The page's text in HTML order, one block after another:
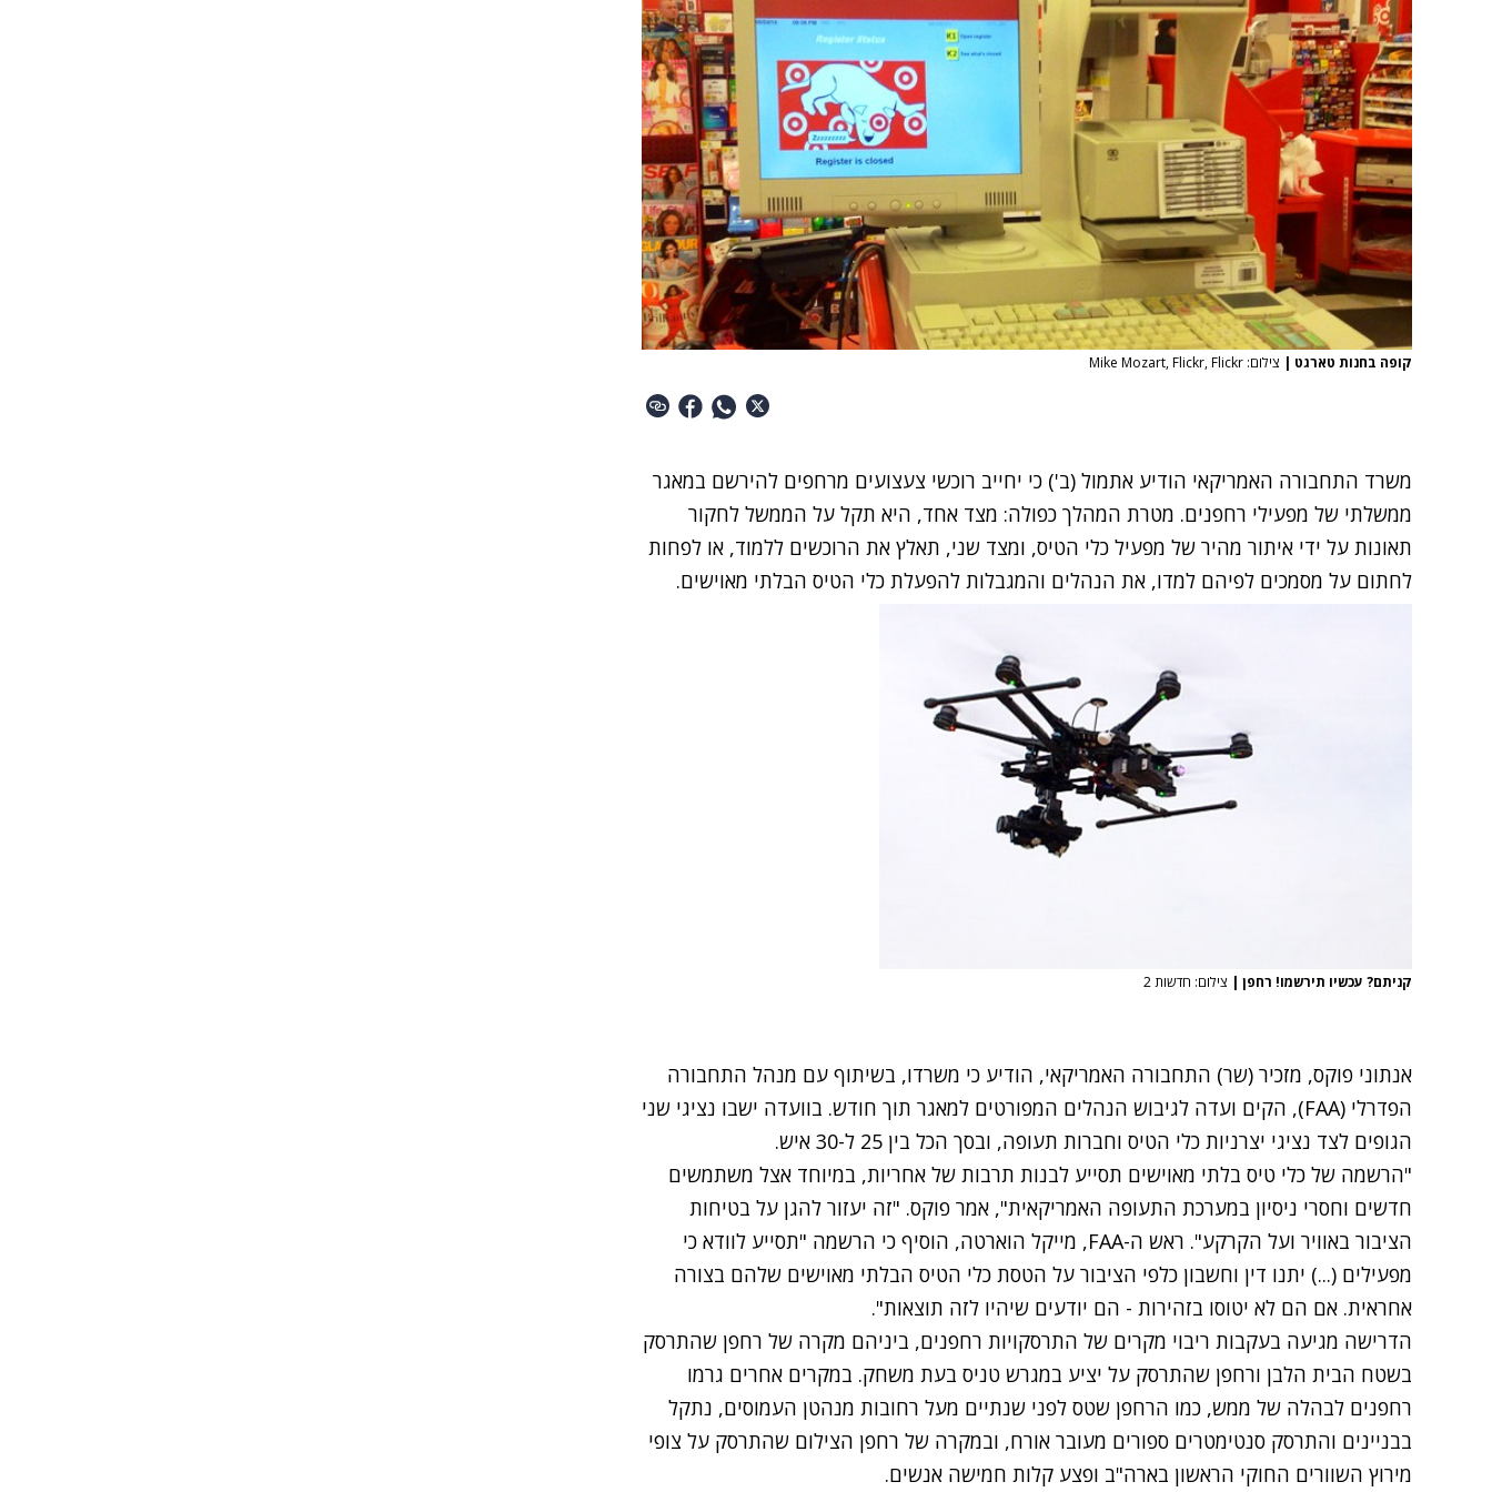
קופה בחנות טארגט | צילום: Mike Mozart, Flickr, Flickr
משרד התחבורה האמריקאי הודיע אתמול (ב') כי יחייב רוכשי צעצועים מרחפים להירשם במאגר
ממשלתי של מפעילי רחפנים. מטרת המהלך כפולה: מצד אחד, היא תקל על הממשל לחקור
תאונות על ידי איתור מהיר של מפעיל כלי הטיס, ומצד שני, תאלץ את הרוכשים ללמוד, או לפחות
לחתום על מסמכים לפיהם למדו, את הנהלים והמגבלות להפעלת כלי הטיס הבלתי מאוישים.
קניתם? עכשיו תירשמו! רחפן | צילום: חדשות 2
אנתוני פוקס, מזכיר (שר) התחבורה האמריקאי, הודיע כי משרדו, בשיתוף עם מנהל התחבורה
הפדרלי (FAA), הקים ועדה לגיבוש הנהלים המפורטים למאגר תוך חודש. בוועדה ישבו נציגי שני
הגופים לצד נציגי יצרניות כלי הטיס וחברות תעופה, ובסך הכל בין 25 ל-30 איש.
"הרשמה של כלי טיס בלתי מאוישים תסייע לבנות תרבות של אחריות, במיוחד אצל משתמשים
חדשים וחסרי ניסיון במערכת התעופה האמריקאית", אמר פוקס. "זה יעזור להגן על בטיחות
הציבור באוויר ועל הקרקע". ראש ה-FAA, מייקל הוארטה, הוסיף כי הרשמה "תסייע לוודא כי
מפעילים (...) יתנו דין וחשבון כלפי הציבור על הטסת כלי הטיס הבלתי מאוישים שלהם בצורה
אחראית. אם הם לא יטוסו בזהירות - הם יודעים שיהיו לזה תוצאות".
הדרישה מגיעה בעקבות ריבוי מקרים של התרסקויות רחפנים, ביניהם מקרה של רחפן שהתרסק
בשטח הבית הלבן ורחפן שהתרסק על יציע במגרש טניס בעת משחק. במקרים אחרים גרמו
רחפנים לבהלה של ממש, כמו הרחפן שטס לפני שנתיים מעל רחובות מנהטן העמוסים, נתקל
בבניינים והתרסק סנטימטרים ספורים מעובר אורח, ובמקרה של רחפן הצילום שהתרסק על צופי
מירוץ השוורים החוקי הראשון בארה"ב ופצע קלות חמישה אנשים.